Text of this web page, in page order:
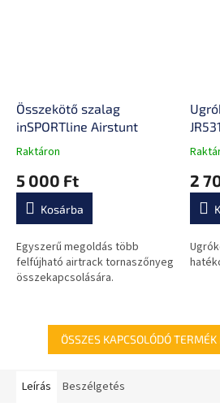
Összekötő szalag
inSPORTline Airstunt
A
átlagos
értékelése
0,0
csillag.
Raktáron
5 000 Ft
Kosárba
Egyszerű megoldás több
felfújható airtrack tornaszőnyeg
összekapcsolására.
A
0,0
2
ÖSSZES KAPCSOLÓDÓ
Leírás Beszélgetés